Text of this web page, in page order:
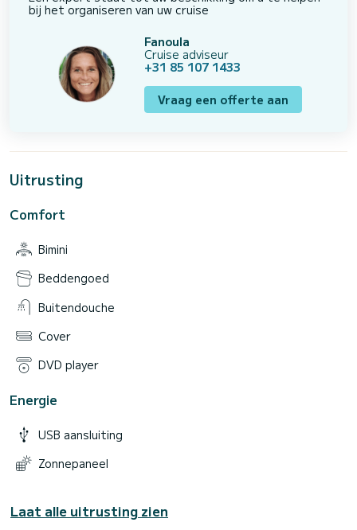
bij het organiseren van uw cruise
Fanoula
Cruise adviseur
+31 85 107 1433
Vraag een offerte aan
Uitrusting
Comfort
Bimini
Beddengoed
Buitendouche
Cover
DVD player
Energie
USB aansluiting
Zonnepaneel
Laat alle uitrusting zien